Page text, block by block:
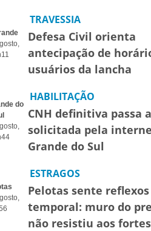
TRAVESSIA
Defesa Civil orienta
antecipação de
usuários da lancha
do
HABILITAÇÃO
CNH definitiva passa
solicitada pela
Grande do Sul
ESTRAGOS
Pelotas sente
temporal: muro do
não resistiu aos